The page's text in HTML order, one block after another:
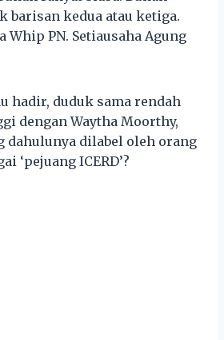
kedua atau ketiga.
Whip PN. Setiausaha Agung
hadir, duduk sama rendah
dengan Waytha Moorthy,
dahulunya dilabel oleh orang
‘pejuang ICERD’?